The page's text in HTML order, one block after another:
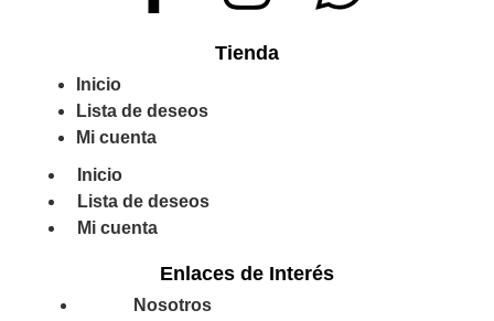
Tienda
Inicio
Lista de deseos
Mi cuenta
Inicio
Lista de deseos
Mi cuenta
Enlaces de Interés
Nosotros